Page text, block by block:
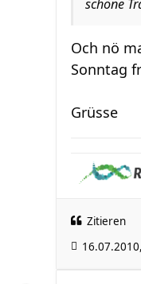
schöne
Och nö
Sonntag
Grüsse
Zitieren